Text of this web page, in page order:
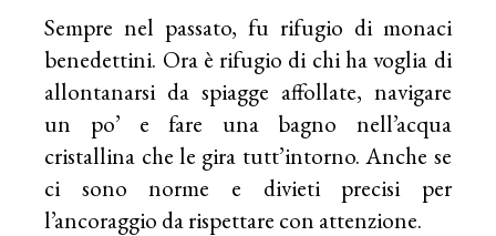
Sempre nel passato, fu rifugio di monaci
benedettini. Ora è rifugio di chi ha voglia di
allontanarsi da spiagge affollate, navigare
un po’ e fare una bagno nell’acqua
cristallina che le gira tutt’intorno. Anche se
ci sono norme e divieti precisi per
l’ancoraggio da rispettare con attenzione.